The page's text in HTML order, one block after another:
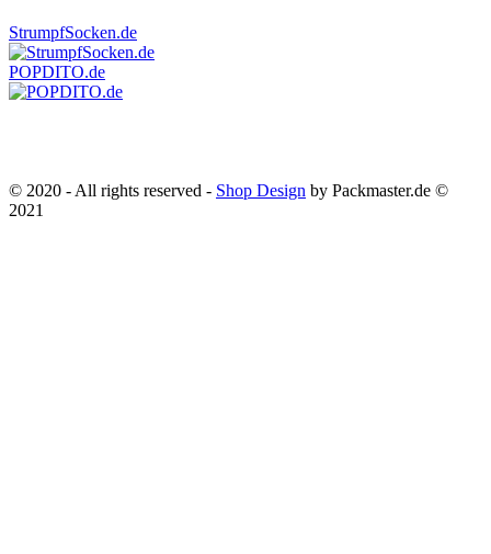
StrumpfSocken.de
POPDITO.de
© 2020 - All rights reserved - Shop Design by Packmaster.de ©
2021